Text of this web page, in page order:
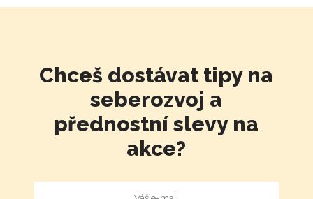
Chceš dostávat tipy na
seberozvoj a
přednostní slevy na
akce?